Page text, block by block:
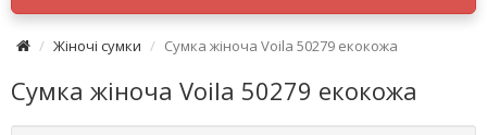
Жіночі сумки Сумка жіноча Voila 50279 екокожа
Сумка жіноча Voila 50279 екокожа